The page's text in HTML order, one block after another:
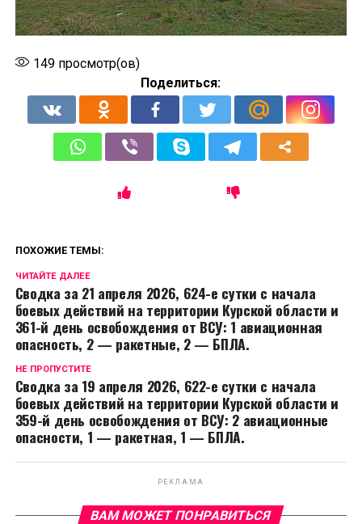
149просмотр(ов)
Поделиться:
ПОХОЖИЕ ТЕМЫ:
ЧИТАЙТЕ ДАЛЕЕ
Сводка за 21 апреля 2026, 624-е сутки с начала
боевых действий на территории Курской области и
361-й день освобождения от ВСУ: 1 авиационная
опасность, 2 — ракетные, 2 — БПЛА.
НЕ ПРОПУСТИТЕ
Сводка за 19 апреля 2026, 622-е сутки с начала
боевых действий на территории Курской области и
359-й день освобождения от ВСУ: 2 авиационные
опасности, 1 — ракетная, 1 — БПЛА.
РЕКЛАМА
ВАМ МОЖЕТ ПОНРАВИТЬСЯ